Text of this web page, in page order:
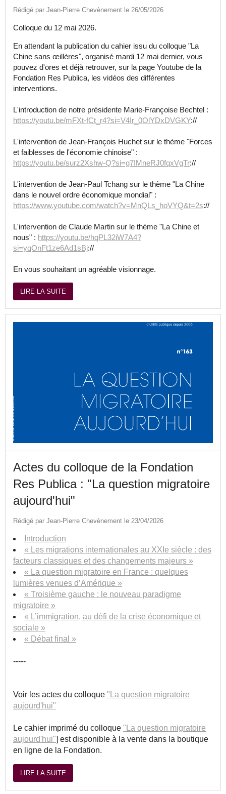
Rédigé par Jean-Pierre Chevènement le 26/05/2026
Colloque du 12 mai 2026.
En attendant la publication du cahier issu du colloque "La
Chine sans œillères", organisé mardi 12 mai dernier, vous
pouvez d'ores et déjà retrouver, sur la page Youtube de la
Fondation Res Publica, les vidéos des différentes
interventions.
L'introduction de notre présidente Marie-Françoise Bechtel :
https://youtu.be/mFXt-fCt_r4?si=V4Ir_0OlYDxDVGKY://
L'intervention de Jean-François Huchet sur le thème "Forces
et faiblesses de l'économie chinoise" :
https://youtu.be/surz2Xshw-Q?si=g7IMneRJ0fqxVgTr://
L'intervention de Jean-Paul Tchang sur le thème "La Chine
dans le nouvel ordre économique mondial" :
https://www.youtube.com/watch?v=MnQLs_hoVYQ&t=2s://
L'intervention de Claude Martin sur le thème "La Chine et
nous" : https://youtu.be/hqPL32iW7A4?
si=yqOnFt1ze6Ad1sBj://
En vous souhaitant un agréable visionnage.
LIRE LA SUITE
Actes du colloque de la Fondation
Res Publica : "La question migratoire
aujourd'hui"
Rédigé par Jean-Pierre Chevènement le 23/04/2026
Introduction
« Les migrations internationales au XXIe siècle : des
facteurs classiques et des changements majeurs »
« La question migratoire en France : quelques
lumières venues d’Amérique »
« Troisième gauche : le nouveau paradigme
migratoire »
« L’immigration, au défi de la crise économique et
sociale »
« Débat final »
-----
Voir les actes du colloque "La question migratoire
aujourd'hui"
Le cahier imprimé du colloque "La question migratoire
aujourd'hui"] est disponible à la vente dans la boutique
en ligne de la Fondation.
LIRE LA SUITE